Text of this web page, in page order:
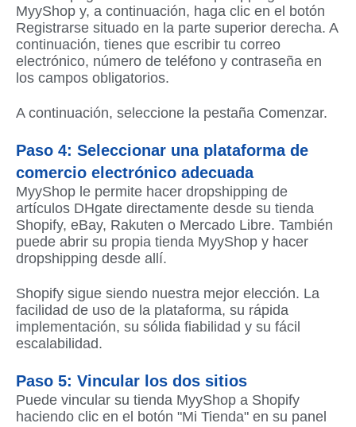
MyyShop y, a continuación, haga clic en el botón
Registrarse situado en la parte superior derecha. A
continuación, tienes que escribir tu correo
electrónico, número de teléfono y contraseña en
los campos obligatorios.
A continuación, seleccione la pestaña Comenzar.
Paso 4: Seleccionar una plataforma de
comercio electrónico adecuada
MyyShop le permite hacer dropshipping de
artículos DHgate directamente desde su tienda
Shopify, eBay, Rakuten o Mercado Libre. También
puede abrir su propia tienda MyyShop y hacer
dropshipping desde allí.
Shopify sigue siendo nuestra mejor elección. La
facilidad de uso de la plataforma, su rápida
implementación, su sólida fiabilidad y su fácil
escalabilidad.
Paso 5: Vincular los dos sitios
Puede vincular su tienda MyyShop a Shopify
haciendo clic en el botón "Mi Tienda" en su panel